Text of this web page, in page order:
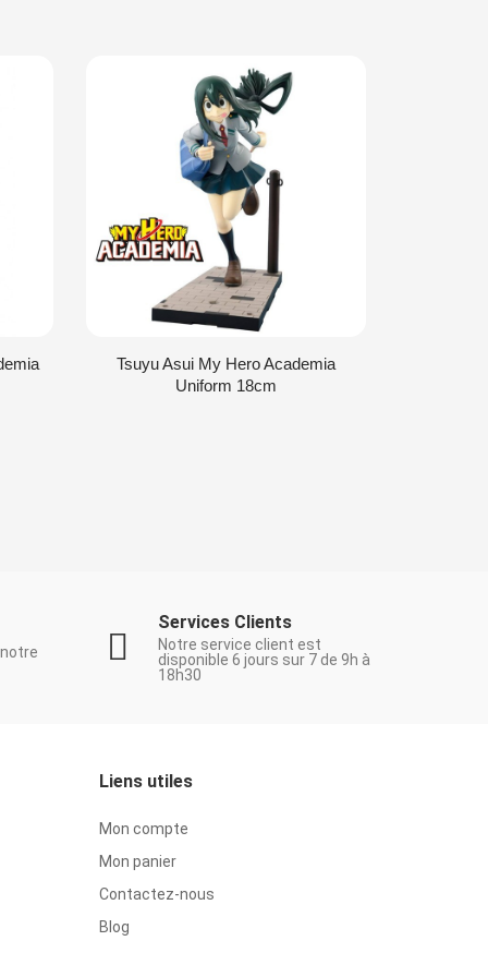
Tsuyu Asui My Hero Academia
Uniform 18cm
Services Clients
Notre service client est
disponible 6 jours sur 7 de 9h à
18h30
Liens utiles
Mon compte
Mon panier
Contactez-nous
Blog